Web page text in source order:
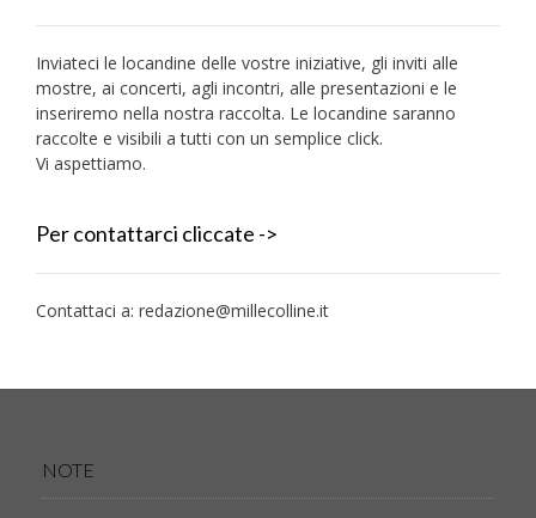
Inviateci le locandine delle vostre iniziative, gli inviti alle
mostre, ai concerti, agli incontri, alle presentazioni e le
inseriremo nella nostra raccolta. Le locandine saranno
raccolte e visibili a tutti con un semplice click.
Vi aspettiamo.
Per contattarci cliccate ->
Contattaci a: redazione@millecolline.it
NOTE